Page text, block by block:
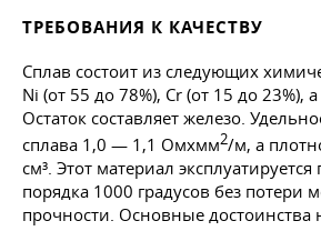
ТРЕБОВАНИЯ К КАЧЕСТВУ
Сплав состоит из следующих
Ni (от 55 до 78%), Cr (от 15 до 23%),
Остаток составляет железо.
сплава 1,0 — 1,1 Омxмм2/м, а
см³. Этот материал
порядка 1000 градусов без потери
прочности. Основные достоинства